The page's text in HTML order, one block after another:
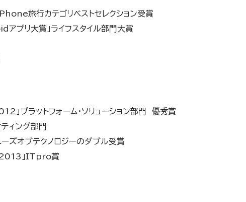
旅行カテゴリベストセレクション受賞
リ大賞」ライフスタイル部門大賞
」プラットフォーム・ソリューション部門 優秀賞
ィング部門
ーズオブテクノロジーのダブル受賞
」ITpro賞